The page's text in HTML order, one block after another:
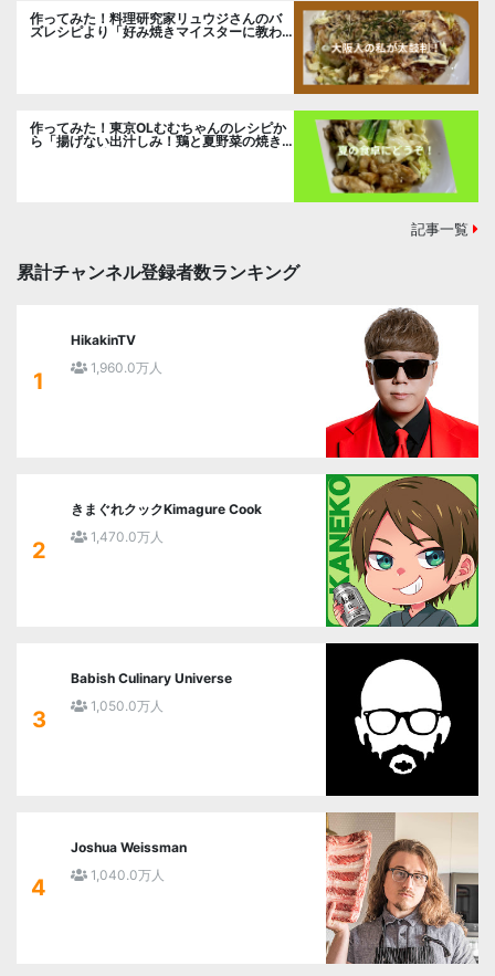
作ってみた！料理研究家リュウジさんのバ
ズレシピより「好み焼きマイスターに教わ
作ってみた！東京OLむむちゃんのレシピか
ら「揚げない出汁しみ！鶏と夏野菜の焼き
浸し」に挑戦。
記事一覧
累計チャンネル登録者数ランキング
1
HikakinTV
1,960.0万人
2
きまぐれクックKimagure Cook
1,470.0万人
3
Babish Culinary Universe
1,050.0万人
4
Joshua Weissman
1,040.0万人